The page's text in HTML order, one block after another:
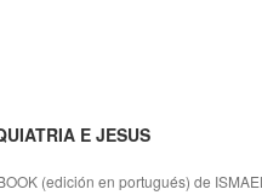
E JESUS
(edición en portugués) de